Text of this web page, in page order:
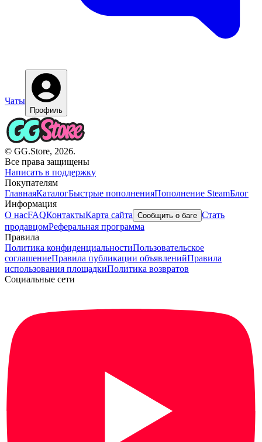
Чаты
Профиль
© GG.Store, 2026.
Все права защищены
Написать в поддержку
Покупателям
ГлавнаяКаталогБыстрые пополненияПополнение SteamБлог
Информация
О насFAQКонтактыКарта сайта Сообщить о баге Стать
продавцомРеферальная программа
Правила
Политика конфиденциальностиПользовательское
соглашениеПравила публикации объявленийПравила
использования площадкиПолитика возвратов
Социальные сети